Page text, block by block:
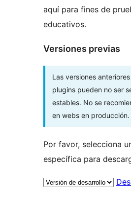
aquí para fines de
educativos.
Versiones previas
Las versiones
plugins pueden no ser
estables. No se
en webs en producción.
Por favor, selecciona
específica para